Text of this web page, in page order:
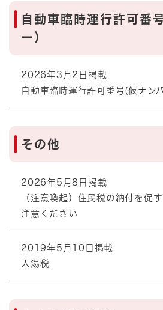
自動車臨時運行許可番
ー）
2026年3月2日掲載
自動車臨時運行許可番号(仮ナン
その他
2026年5月8日掲載
（注意喚起）住民税の納付を促
注意ください
2019年5月10日掲載
入湯税